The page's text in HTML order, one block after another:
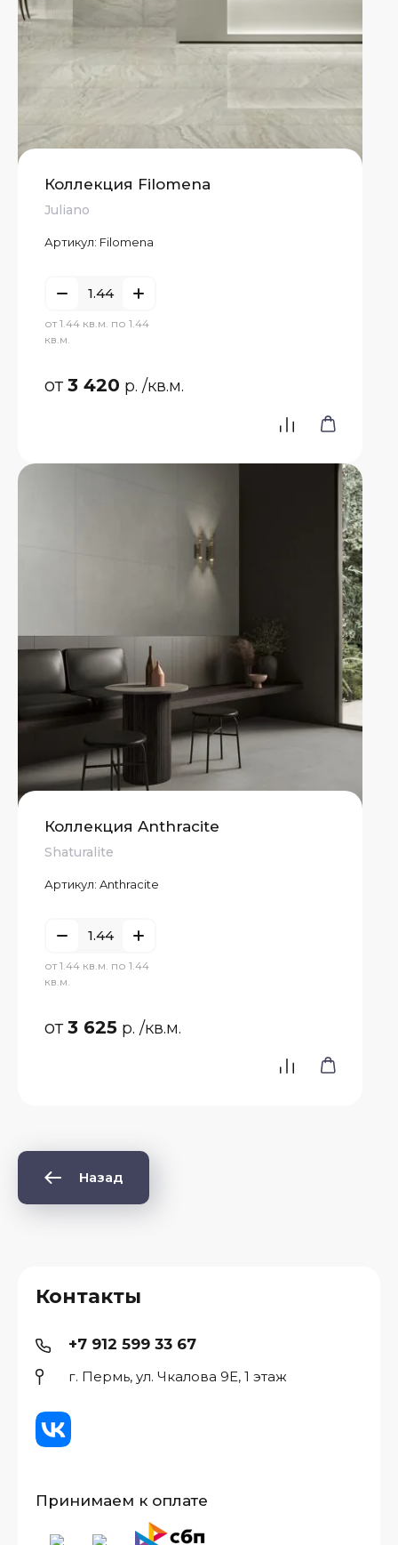
Коллекция Filomena
Juliano
Артикул: Filomena
от 1.44 кв.м. по 1.44
кв.м.
от3 420 р. /кв.м.
Коллекция Anthracite
Shaturalite
Артикул: Anthracite
от 1.44 кв.м. по 1.44
кв.м.
от3 625 р. /кв.м.
Назад
Контакты
+7 912 599 33 67
г. Пермь, ул. Чкалова 9Е, 1 этаж
Принимаем к оплате